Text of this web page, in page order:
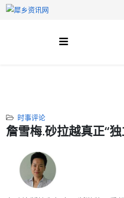
时事评论
詹雪梅.砂拉越真正“独